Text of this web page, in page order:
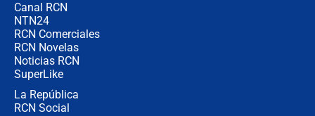
Canal RCN
NTN24
RCN Comerciales
RCN Novelas
Noticias RCN
SuperLike
La República
RCN Social